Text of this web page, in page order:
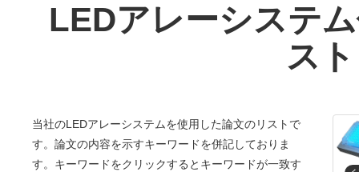
LEDアレーシステ
スト
当社のLEDアレーシステムを使用した論文のリストで
す。論文の内容を示すキーワードを併記しておりま
す。キーワードをクリックするとキーワードが一致す